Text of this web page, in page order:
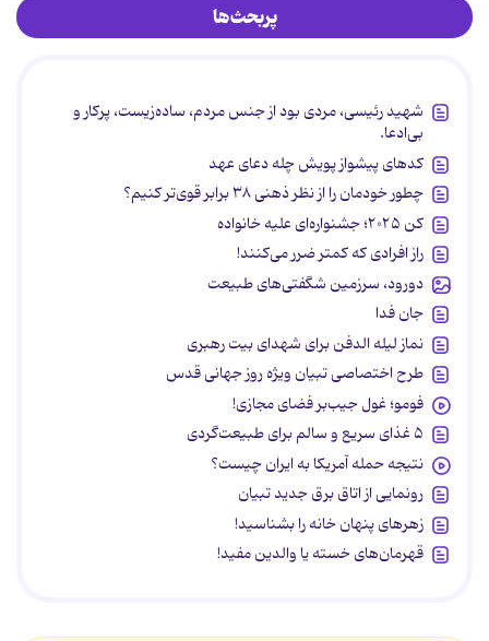
پربحث‌ها
شهید رئیسی، مردی بود از جنس مردم، ساده‌زیست، پرکار و
بی‌ادعا.
کدهای پیشواز پویش چله دعای عهد
چطور خودمان را از نظر ذهنی ۳۸ برابر قوی‌تر کنیم؟
کن ۲۰۲۵؛ جشنواره‌ای علیه خانواده
راز افرادی که کمتر ضرر می‌کنند!
دورود، سرزمین شگفتی‌های طبیعت
جان فدا
نماز لیله الدفن برای شهدای بیت رهبری
طرح اختصاصی تبیان ویژه روز جهانی قدس
فومو؛ غول جیب‌بر فضای مجازی!
۵ غذای سریع و سالم برای طبیعت‌گردی
نتیجه حمله آمریکا به ایران چیست؟
رونمایی از اتاق برق جدید تبیان
زهرهای پنهان خانه را بشناسید!
قهرمان‌های خسته یا والدین مفید!